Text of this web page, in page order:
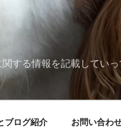
する情報を記載していっ
ブログ紹介 お問い合わ